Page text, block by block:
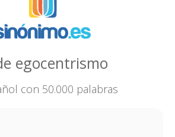
egocentrismo
con 50.000 palabras